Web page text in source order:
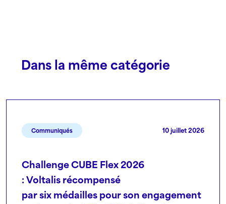
Dans la même catégorie
Communiqués 10 juillet 2026
Challenge CUBE Flex 2026
: Voltalis récompensé
par six médailles pour son engagement